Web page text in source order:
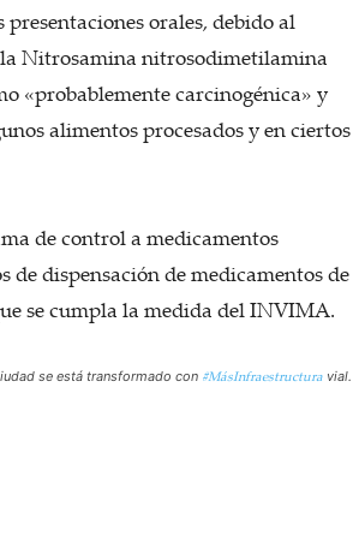
orales, debido al
la Nitrosamina nitrosodimetilamina
«probablemente carcinogénica» y
alimentos procesados y en ciertos
de control a medicamentos
dispensación de medicamentos de
se cumpla la medida del INVIMA.
se está transformado con #MásInfraestructura vial.